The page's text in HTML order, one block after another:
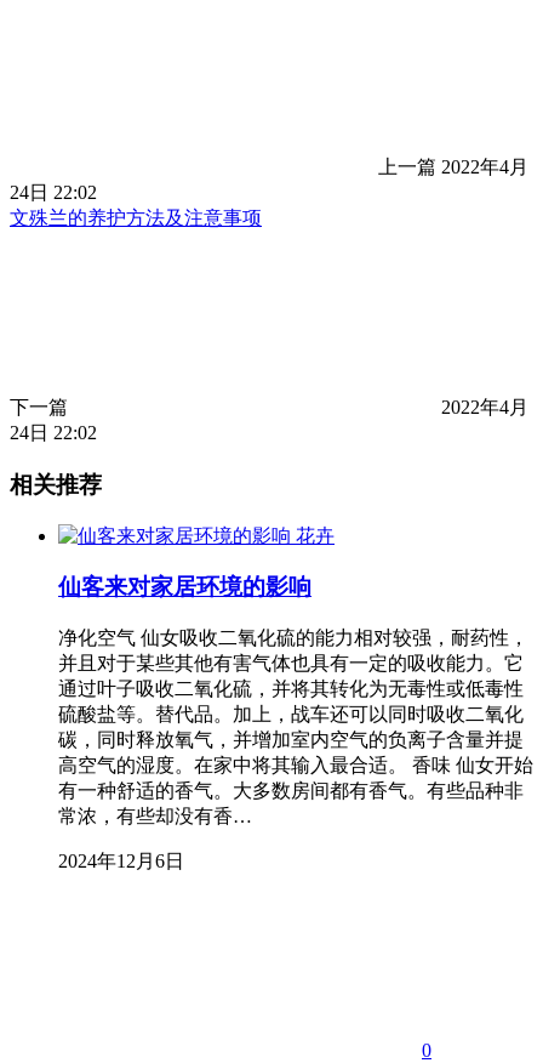
上一篇 2022年4月
24日 22:02
文殊兰的养护方法及注意事项
下一篇
2022年4月
24日 22:02
相关推荐
花卉
仙客来对家居环境的影响
净化空气 仙女吸收二氧化硫的能力相对较强，耐药性，
并且对于某些其他有害气体也具有一定的吸收能力。它
通过叶子吸收二氧化硫，并将其转化为无毒性或低毒性
硫酸盐等。替代品。加上，战车还可以同时吸收二氧化
碳，同时释放氧气，并增加室内空气的负离子含量并提
高空气的湿度。在家中将其输入最合适。 香味 仙女开始
有一种舒适的香气。大多数房间都有香气。有些品种非
常浓，有些却没有香…
2024年12月6日
0